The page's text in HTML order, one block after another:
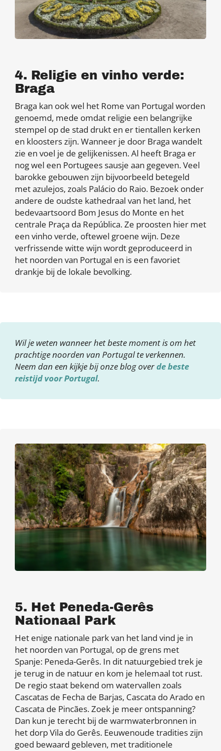
4. Religie en vinho verde:
Braga
Braga kan ook wel het Rome van Portugal worden
genoemd, mede omdat religie een belangrijke
stempel op de stad drukt en er tientallen kerken
en kloosters zijn. Wanneer je door Braga wandelt
zie en voel je de gelijkenissen. Al heeft Braga er
nog wel een Portugees sausje aan gegeven. Veel
barokke gebouwen zijn bijvoorbeeld betegeld
met azulejos, zoals Palácio do Raio. Bezoek onder
andere de oudste kathedraal van het land, het
bedevaartsoord Bom Jesus do Monte en het
centrale Praça da República. Ze proosten hier met
een vinho verde, oftewel groene wijn. Deze
verfrissende witte wijn wordt geproduceerd in
het noorden van Portugal en is een favoriet
drankje bij de lokale bevolking.
Wil je weten wanneer het beste moment is om het
prachtige noorden van Portugal te verkennen.
Neem dan een kijkje bij onze blog overde beste
reistijd voor Portugal.
5. Het Peneda-Gerês
Nationaal Park
Het enige nationale park van het land vind je in
het noorden van Portugal, op de grens met
Spanje: Peneda-Gerês. In dit natuurgebied trek je
je terug in de natuur en kom je helemaal tot rust.
De regio staat bekend om watervallen zoals
Cascatas de Fecha de Barjas, Cascata do Arado en
Cascata de Pincães. Zoek je meer ontspanning?
Dan kun je terecht bij de warmwaterbronnen in
het dorp Vila do Gerês. Eeuwenoude tradities zijn
goed bewaard gebleven, met traditionele